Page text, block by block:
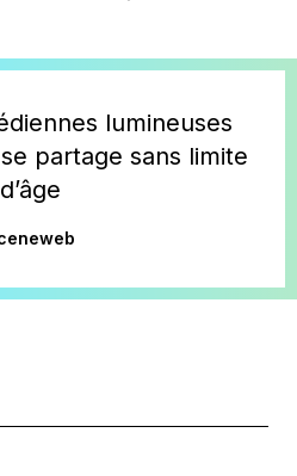
lumineuses
partage sans limite
d’âge